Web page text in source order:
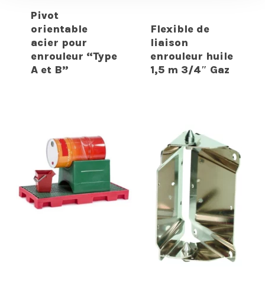
Pivot
orientable
acier pour
enrouleur “Type
A et B”
Flexible de
liaison
enrouleur huile
1,5 m 3/4″ Gaz